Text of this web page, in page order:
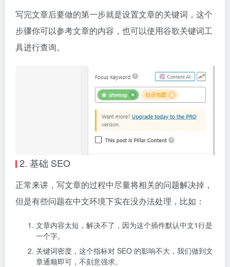
写完文章后要做的第一步就是设置文章的关键词，这个
步骤你可以参考文章的内容，也可以使用谷歌关键词工
具进行查询。
2. 基础 SEO
正常来讲，写文章的过程中尽量将相关的问题解决掉，
但是有些问题在中文环境下实在没办法处理，比如：
文章内容太短，解决不了，因为这个插件默认中文1行是
一个字。
关键词密度，这个指标对 SEO 的影响不大，我们做到文
章通顺即可，不刻意强求。